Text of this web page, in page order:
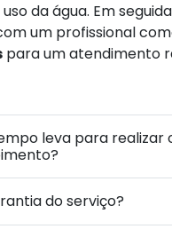
da água. Em
um profissional
para um atendimento
leva para realizar
do serviço?